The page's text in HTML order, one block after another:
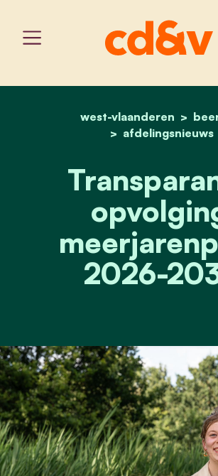
home
west-vlaanderen
afdelingsnieuws
2026-